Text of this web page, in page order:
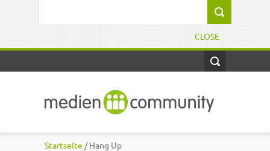
CLOSE
Startseite / Hang Up